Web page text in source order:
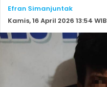
Efran Simanjuntak
Kamis, 16 April 2026 13:54 WIB